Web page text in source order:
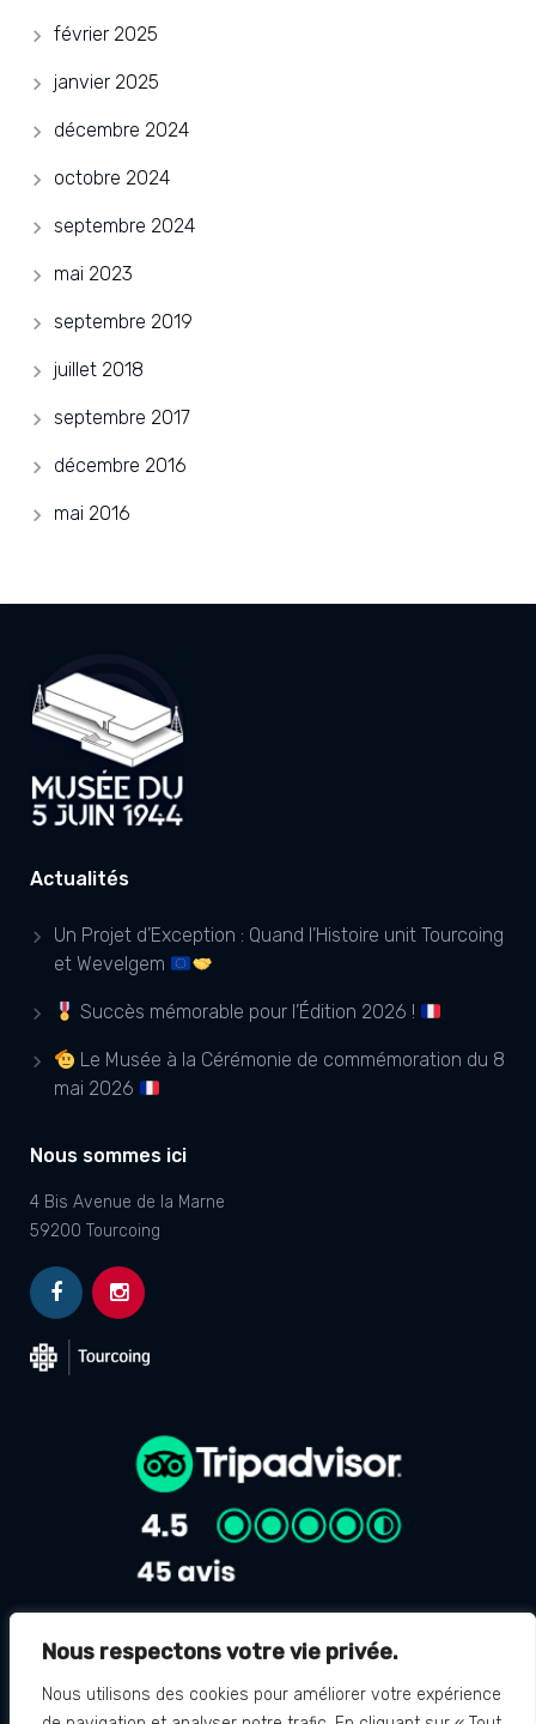
Nous respectons votre vie privée.
Nous utilisons des cookies pour améliorer votre expérience
février 2025
janvier 2025
décembre 2024
octobre 2024
septembre 2024
mai 2023
septembre 2019
juillet 2018
septembre 2017
décembre 2016
mai 2016
Actualités
Un Projet d’Exception : Quand l’Histoire unit Tourcoing
et Wevelgem
Succès mémorable pour l’Édition 2026 !
Le Musée à la Cérémonie de commémoration du 8
mai 2026
Nous sommes ici
4 Bis Avenue de la Marne
59200 Tourcoing
Avis Google